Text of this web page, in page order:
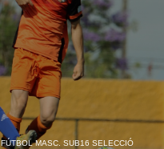
FÚTBOL MASC. SUB16 SELECCIÓ